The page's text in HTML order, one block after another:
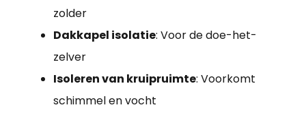
zolder
Dakkapel isolatie: Voor de doe-het-
zelver
Isoleren van kruipruimte: Voorkomt
schimmel en vocht